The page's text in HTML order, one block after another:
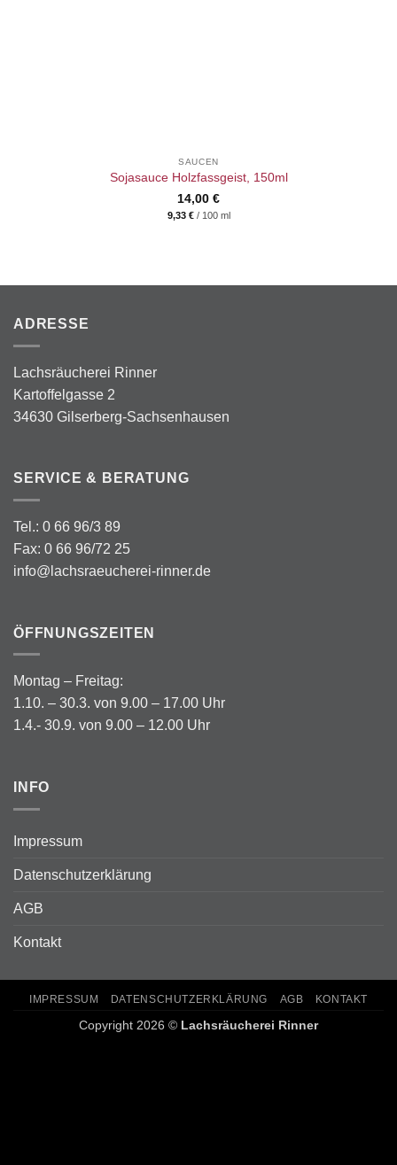
SAUCEN
Sojasauce Holzfassgeist, 150ml
14,00 €
9,33 €/ 100 ml
ADRESSE
Lachsräucherei Rinner
Kartoffelgasse 2
34630 Gilserberg-Sachsenhausen
SERVICE & BERATUNG
Tel.: 0 66 96/3 89
Fax: 0 66 96/72 25
info@lachsraeucherei-rinner.de
ÖFFNUNGSZEITEN
Montag – Freitag:
1.10. – 30.3. von 9.00 – 17.00 Uhr
1.4.- 30.9. von 9.00 – 12.00 Uhr
INFO
Impressum
Datenschutzerklärung
AGB
Kontakt
IMPRESSUM DATENSCHUTZERKLÄRUNG AGB KONTAKT
Copyright 2026 © Lachsräucherei Rinner